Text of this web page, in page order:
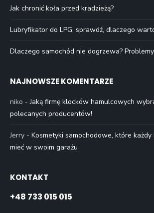
Jak chronić koła przed kradzieżą?
Lubryfikator do LPG. sprawdź, dlaczego
Dlaczego samochód nie dogrzewa?
NAJNOWSZE KOMENTARZE
niko -Jaką firmę klocków hamulcowych
polecanych producentów!
Jerry - Kosmetyki samochodowe, które
mieć w swoim garażu
KONTAKT
+48 733 015 015